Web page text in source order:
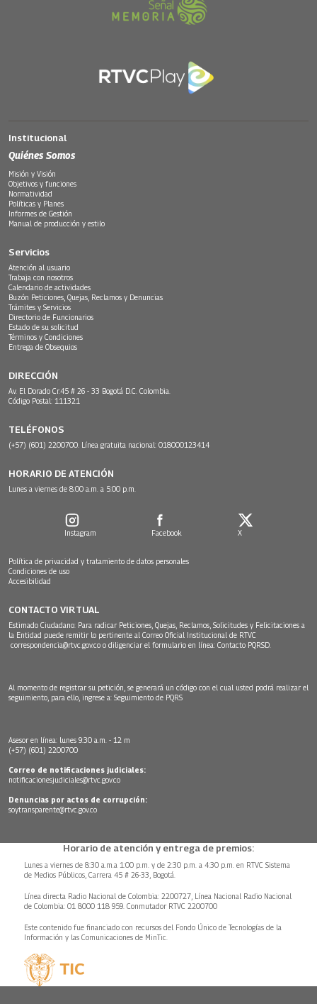
Institucional
Quiénes Somos
Misión y Visión
Objetivos y funciones
Normatividad
Políticas y Planes
Informes de Gestión
Manual de producción y estilo
Servicios
Atención al usuario
Trabaja con nosotros
Calendario de actividades
Buzón Peticiones, Quejas, Reclamos y Denuncias
Trámites y Servicios
Directorio de Funcionarios
Estado de su solicitud
Términos y Condiciones
Entrega de Obsequios
DIRECCIÓN
Av. El Dorado Cr.45 # 26 - 33 Bogotá D.C. Colombia.
Código Postal: 111321
TELÉFONOS
(+57) (601) 2200700. Línea gratuita nacional: 018000123414
HORARIO DE ATENCIÓN
Lunes a viernes de 8:00 a.m. a 5:00 p.m.
Instagram Facebook X
Política de privacidad y tratamiento de datos personales
Condiciones de uso
Accesibilidad
CONTACTO VIRTUAL
Estimado Ciudadano: Para radicar Peticiones, Quejas, Reclamos, Solicitudes y Felicitaciones a
la Entidad puede remitir lo pertinente al Correo Oficial Institucional de RTVC
correspondencia@rtvc.gov.co o diligenciar el formulario en línea: Contacto PQRSD.
Al momento de registrar su petición, se generará un código con el cual usted podrá realizar el
seguimiento, para ello, ingrese a: Seguimiento de PQRS
Asesor en línea: lunes 9:30 a.m. - 12 m
(+57) (601) 2200700
Correo de notificaciones judiciales:
notificacionesjudiciales@rtvc.gov.co
Denuncias por actos de corrupción:
soytransparente@rtvc.gov.co
Horario de atención y entrega de premios:
Lunes a viernes de 8:30 a.m.a 1:00 p.m. y de 2:30 p.m. a 4:30 p.m. en RTVC Sistema
de Medios Públicos, Carrera 45 # 26-33, Bogotá.
Línea directa Radio Nacional de Colombia: 2200727, Línea Nacional Radio Nacional
de Colombia: 01 8000 118 959. Conmutador RTVC 2200700
Este contenido fue financiado con recursos del Fondo Único de Tecnologías de la
Información y las Comunicaciones de MinTic.